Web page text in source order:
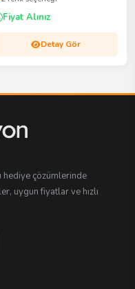
Fiyat Alınız
Detay Gör
hediye çözümlerinde
uygun fiyatlar ve hızlı